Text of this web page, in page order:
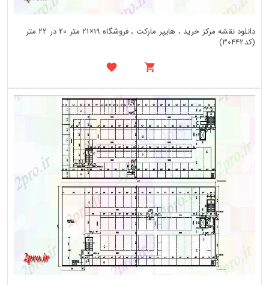
دانلود نقشه مرکز خرید ، هایپر مارکت ، فروشگاه 19×21 متر 20 در 22 متر
(کد30442)